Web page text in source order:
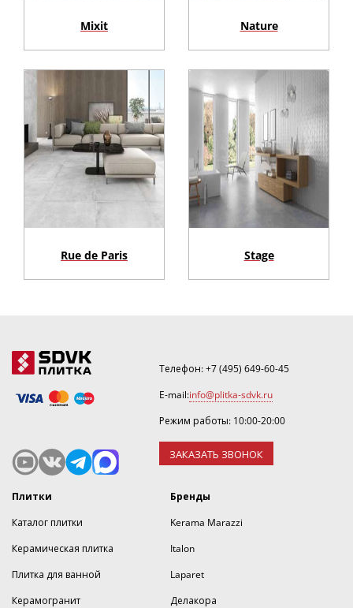
Mixit Nature
Rue de Paris Stage
Телефон:+7 (495) 649-60-45
E-mail:info@plitka-sdvk.ru
Режим работы: 10:00-20:00
ЗАКАЗАТЬ ЗВОНОК
Плитки
Каталог плитки
Керамическая плитка
Плитка для ванной
Керамогранит
Бренды
Kerama Marazzi
Italon
Laparet
Делакора